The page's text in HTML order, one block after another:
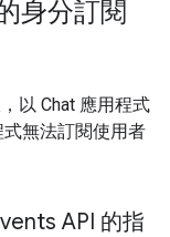
身分訂閱
以 Chat 應用程式
式無法訂閱使用者
API 的指